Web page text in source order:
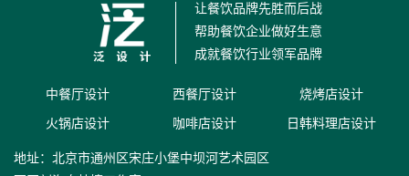
让餐饮品牌先胜而后战
帮助餐饮企业做好生意
成就餐饮行业领军品牌
中餐厅设计 西餐厅设计
烧烤店设计
火锅店设计
咖啡店设计 日韩料理店设计
地址：北京市通州区宋庄小堡中坝河艺术园区